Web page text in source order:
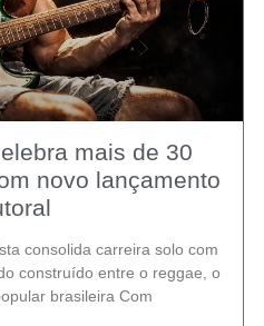
mais de 30
novo lançamento
consolida carreira solo com
construído entre o reggae, o
brasileira Com